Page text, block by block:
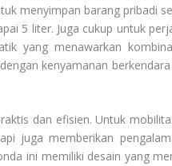
menyimpan barang pribadi
5 liter. Juga cukup untuk
yang menawarkan
kenyamanan
dan efisien. Untuk
juga memberikan
ini memiliki desain yang